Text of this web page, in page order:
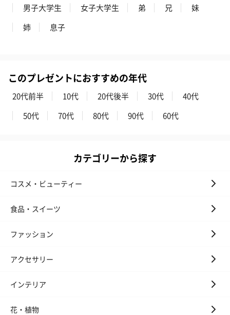
です。
ゼリーバウム カット
3層デザート
り〜 3号（
スキンケアグッズを同梱してお届けします。
男子大学生
女子大学生 弟 兄
妹
姉
息子
このプレゼントにおすすめの年代
20代前半 10代 20代後半 30代
40代
50代
70代 80代 90代 60代
カテゴリーから探す
コスメ・ビューティー
食品・スイーツ
ファッション
アクセサリー
インテリア
花・植物